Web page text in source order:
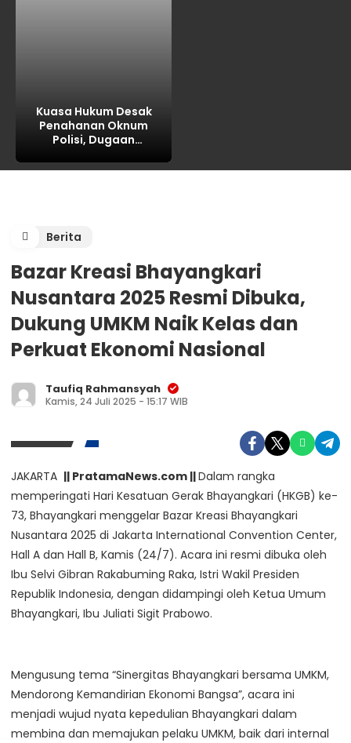
Kuasa Hukum Desak
Penahanan Oknum
Polisi, Dugaan
Korban Jadi Sorotan
Berita
Bazar Kreasi Bhayangkari
Nusantara 2025 Resmi Dibuka,
Dukung UMKM Naik Kelas dan
Perkuat Ekonomi Nasional
Taufiq Rahmansyah
Kamis, 24 Juli 2025 - 15:17 WIB
JAKARTA || PratamaNews.com ||Dalam rangka
memperingati Hari Kesatuan Gerak Bhayangkari (HKGB) ke-
73, Bhayangkari menggelar Bazar Kreasi Bhayangkari
Nusantara 2025 di Jakarta International Convention Center,
Hall A dan Hall B, Kamis (24/7). Acara ini resmi dibuka oleh
Ibu Selvi Gibran Rakabuming Raka, Istri Wakil Presiden
Republik Indonesia, dengan didampingi oleh Ketua Umum
Bhayangkari, Ibu Juliati Sigit Prabowo.
Mengusung tema “Sinergitas Bhayangkari bersama UMKM,
Mendorong Kemandirian Ekonomi Bangsa”, acara ini
menjadi wujud nyata kepedulian Bhayangkari dalam
membina dan memajukan pelaku UMKM, baik dari internal